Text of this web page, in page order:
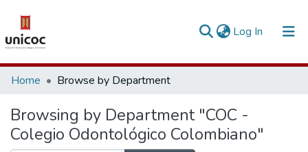
Log In (current)
Communities & Collections
Research Outputs
Fundings & Projects
Home Browse by Department
Browsing by Department "COC -
Colegio Odontológico Colombiano"